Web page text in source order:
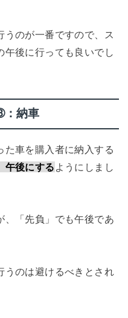
うのが一番ですので、ス
午後に行っても良いでし
：納車
た車を購入者に納入する
午後にする ようにしまし
、「先負」でも午後であ
うのは避けるべきとされ